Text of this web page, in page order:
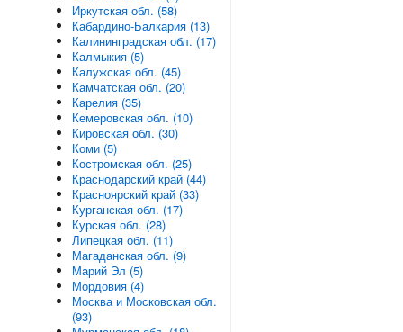
Иркутская обл. (58)
Кабардино-Балкария (13)
Калининградская обл. (17)
Калмыкия (5)
Калужская обл. (45)
Камчатская обл. (20)
Карелия (35)
Кемеровская обл. (10)
Кировская обл. (30)
Коми (5)
Костромская обл. (25)
Краснодарский край (44)
Красноярский край (33)
Курганская обл. (17)
Курская обл. (28)
Липецкая обл. (11)
Магаданская обл. (9)
Марий Эл (5)
Мордовия (4)
Москва и Московская обл.
(93)